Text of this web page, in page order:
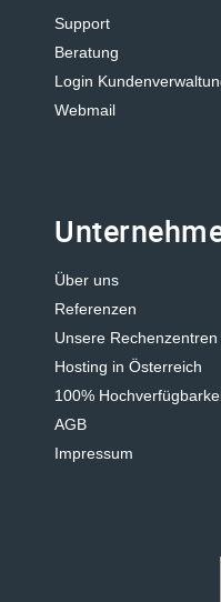
Support
Beratung
Login
Webmail
Über uns
Referenzen
Unsere Rechenzentren
Hosting in Österreich
100%
AGB
Impressum